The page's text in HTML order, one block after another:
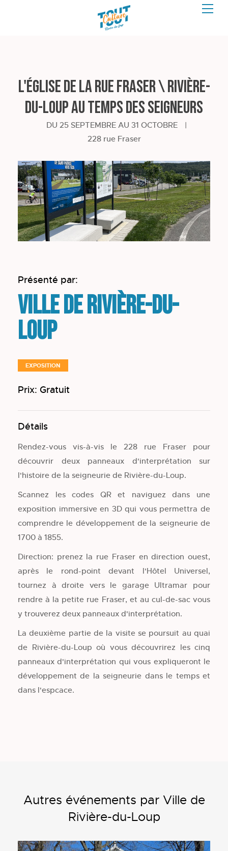
L'église de la rue Fraser \ Rivière-
du-Loup au temps des seigneurs
DU 25 SEPTEMBRE AU 31 OCTOBRE
|
228 rue Fraser
Présenté par:
Ville de Rivière-du-
Loup
EXPOSITION
Prix: Gratuit
Détails
Rendez-vous vis-à-vis le 228 rue Fraser pour
découvrir deux panneaux d'interprétation sur
l'histoire de la seigneurie de Rivière-du-Loup.
Scannez les codes QR et naviguez dans une
exposition immersive en 3D qui vous permettra de
comprendre le développement de la seigneurie de
1700 à 1855.
Direction: prenez la rue Fraser en direction ouest,
après le rond-point devant l'Hôtel Universel,
tournez à droite vers le garage Ultramar pour
rendre à la petite rue Fraser, et au cul-de-sac vous
y trouverez deux panneaux d'interprétation.
La deuxième partie de la visite se poursuit au quai
de Rivière-du-Loup où vous découvrirez les cinq
panneaux d'interprétation qui vous expliqueront le
développement de la seigneurie dans le temps et
dans l'espcace.
Autres événements par Ville de
Rivière-du-Loup